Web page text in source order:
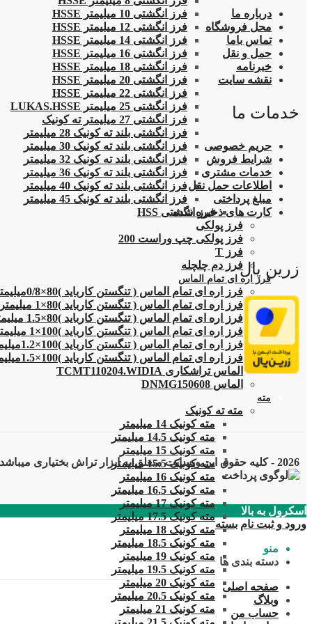
فرز انگشتی 10 میلیمتر HSSE
فرز انگشتی 12 میلیمتر HSSE
فرز انگشتی 14 میلیمتر HSSE
فرز انگشتی 16 میلیمتر HSSE
فرز انگشتی 18 میلیمتر HSSE
فرز انگشتی 20 میلیمتر HSSE
فرز انگشتی 22 میلیمتر HSSE
فرز انگشتی 25 میلیمتر LUKAS.HSSE
فرز انگشتی 27 میلیمتر ته کونیک
فرز انگشتی بلند ته کونیک 28 میلیمتر
فرز انگشتی بلند ته کونیک 30 میلیمتر
فرز انگشتی بلند ته کونیک 32 میلیمتر
فرز انگشتی بلند ته کونیک 36 میلیمتر
فرز انگشتی بلند ته کونیک 40 میلیمتر
فرز انگشتی بلند ته کونیک 45 میلیمتر
فرز انگشتی HSS
فرز پولکی
فرز پولکی چپ وراست 200
فرز T
فرز دم چلچله
فرز اره ای تمام الماس
فرز اره ای تمام الماس ( تنگستن کارباید )80×0/8میلیمتر
فرز اره ای تمام الماس ( تنگستن کارباید )80×1 میلیمتر
فرز اره ای تمام الماس ( تنگستن کارباید )80×1.5 میلیمتر
فرز اره ای تمام الماس ( تنگستن کارباید )100×1 میلیمتر
فرز اره ای تمام الماس ( تنگستن کارباید )100×1.2میلیمتر
فرز اره ای تمام الماس ( تنگستن کارباید )100×1.5میلیمتر
الماس تراشکاری TCMT110204.WIDIA
الماس DNMG150608
مته
مته ته کونیک
مته کونیک 14 میلیمتر
مته کونیک 14.5 میلیمتر
مته کونیک 15 میلیمتر
مته کونیک 15.5 میلیمتر
مته کونیک 16 میلیمتر
مته کونیک 16.5 میلیمتر
مته کونیک 17 میلیمتر
مته کونیک 17.5 میلیمتر
مته کونیک 18 میلیمتر
مته کونیک 18.5 میلیمتر
مته کونیک 19 میلیمتر
مته کونیک 19.5 میلیمتر
مته کونیک 20 میلیمتر
مته کونیک 20.5 میلیمتر
مته کونیک 21 میلیمتر
درباره ما
محل فروشگاه
تماس باما
حمل و نقل
خبرنامه
نقشه سایت
خدمات ما
حریم خصوصی
شرایط فروش
خدمات مشتری
اطلاعات حمل نقل
مبلغ پرداختی
کارت های ذخیره شده
زرین پال
2026 - کلیه حقوق این وبسایت متعلق به ابزار تراش بختیاری میباشد
اسکرول به بالا
ورود و ثبت نام بسته
منو
دسته بندی ها
صفحه اصلی
وبلاگ
حساب من